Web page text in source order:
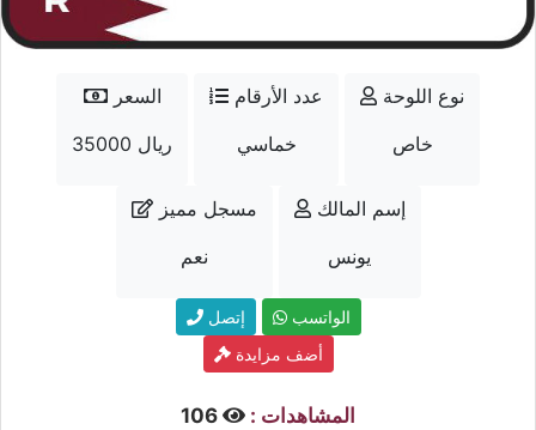
السعر
35000 ريال
عدد الأرقام
خماسي
نوع اللوحة
خاص
مسجل مميز
نعم
إسم المالك
يونس
إتصل
الواتسب
أضف مزايدة
المشاهدات :